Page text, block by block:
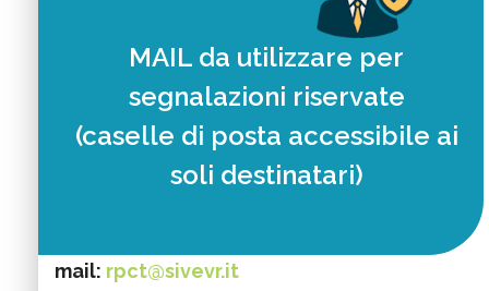
MAIL da utilizzare per
segnalazioni riservate
(caselle di posta accessibile ai
soli destinatari)
mail: rpct@sivevr.it